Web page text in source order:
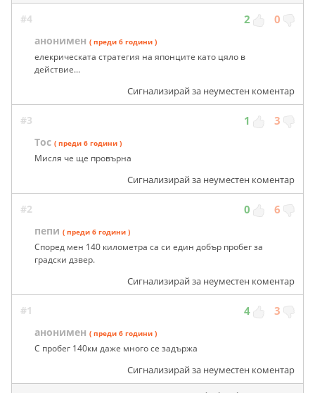
#4 2 0
анонимен ( преди 6 години )
елекрическата стратегия на японците като цяло в
действие...
Сигнализирай за неуместен коментар
#3 1 3
Тос ( преди 6 години )
Мисля че ще провърна
Сигнализирай за неуместен коментар
#2 0 6
пепи ( преди 6 години )
Според мен 140 километра са си един добър пробег за
градски дзвер.
Сигнализирай за неуместен коментар
#1 4 3
анонимен ( преди 6 години )
С пробег 140км даже много се задържа
Сигнализирай за неуместен коментар